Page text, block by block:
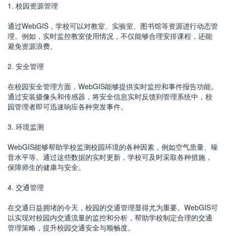
1. 校园资源管理
通过WebGIS，学校可以对教室、实验室、图书馆等资源进行动态管
理。例如，实时监控教室使用情况，不仅能够合理安排课程，还能
避免资源浪费。
2. 安全管理
在校园安全管理方面，WebGIS能够提供实时监控和事件报告功能。
通过安装摄像头和传感器，将安全信息实时反馈到管理系统中，校
园管理者即可迅速响应各种突发事件。
3. 环境监测
WebGIS能够帮助学校监测校园环境的各种因素，例如空气质量、噪
音水平等。通过这些数据的实时更新，学校可及时采取各种措施，
保障师生的健康与安全。
4. 交通管理
在交通日益拥堵的今天，校园的交通管理显得尤为重要。WebGIS可
以实现对校园内交通流量的监控和分析，帮助学校制定合理的交通
管理策略，提升校园交通安全与顺畅度。